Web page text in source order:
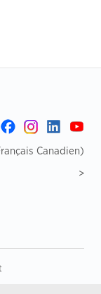
Canadien)
>